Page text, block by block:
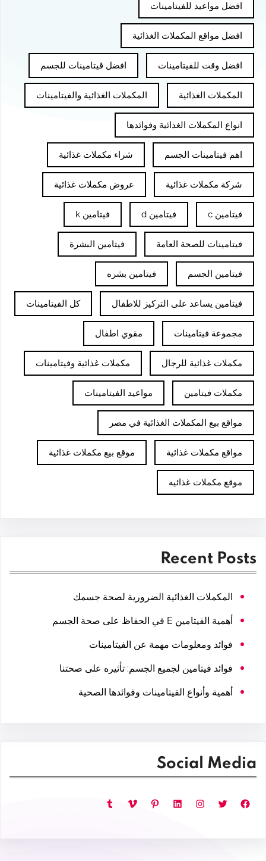
افضل مواعيد للفيتامينات
افضل مواقع المكملات الغذائية
افضل وقت للفيتامينات افضل ڤيتامينات للجسم
المكملات الغذائية المكملات الغذائية والفيتامينات
انواع المكملات الغذائية وفوائدها
اهم فيتامينات الجسم شراء مكملات غذائية
شركة مكملات غذائية عروض مكملات غذائية
فيتامين c فيتامين d فيتامين k
فيتامينات للصحة العامة فيتامين البشرة
فيتامين الجسم فيتامين بشره
فيتامين يساعد على التركيز للاطفال كل الفيتامينات
مجموعة فيتامينات مقوي اطفال
مكملات غذائية للرجال مكملات غذائية وفيتامينات
مكملات فيتامين مواعيد الفيتامينات
مواقع بيع المكملات الغذائية في مصر
مواقع مكملات غذائية موقع بيع مكملات غذائية
موقع مكملات غذائيه
Recent Posts
المكملات الغذائية الضرورية لصحة جسمك
أهمية الفيتامين E في الحفاظ على صحة الجسم
فوائد ومعلومات مهمة عن الفيتامينات
فوائد فيتامين لجميع الجسم: تأثيره على صحتنا
أهمية وأنواع الفيتامينات وفوائدها الصحية
Social Media
فيسبوك تويتر إنستجرام لينكد إن بينتريست فيميو تمبلر